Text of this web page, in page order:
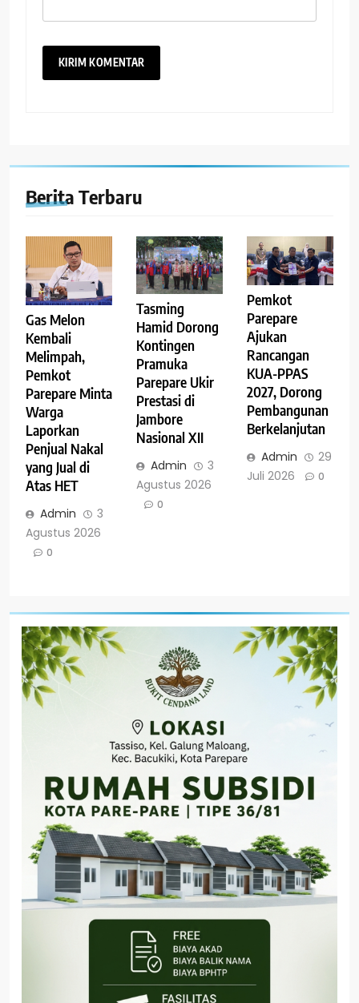
Berita Terbaru
Gas Melon
Kembali
Melimpah,
Pemkot
Parepare Minta
Warga
Laporkan
Penjual Nakal
yang Jual di
Atas HET
Admin
3
Agustus 2026
0
Tasming
Hamid Dorong
Kontingen
Pramuka
Parepare Ukir
Prestasi di
Jambore
Nasional XII
Admin
3
Agustus 2026
0
Pemkot
Parepare
Ajukan
Rancangan
KUA-PPAS
2027, Dorong
Pembangunan
Berkelanjutan
Admin
29
Juli 2026
0